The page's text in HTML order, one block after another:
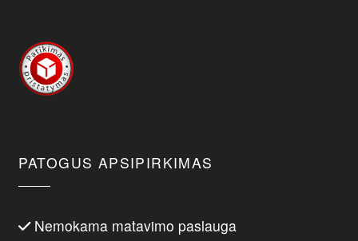
PATOGUS APSIPIRKIMAS
Nemokama matavimo paslauga